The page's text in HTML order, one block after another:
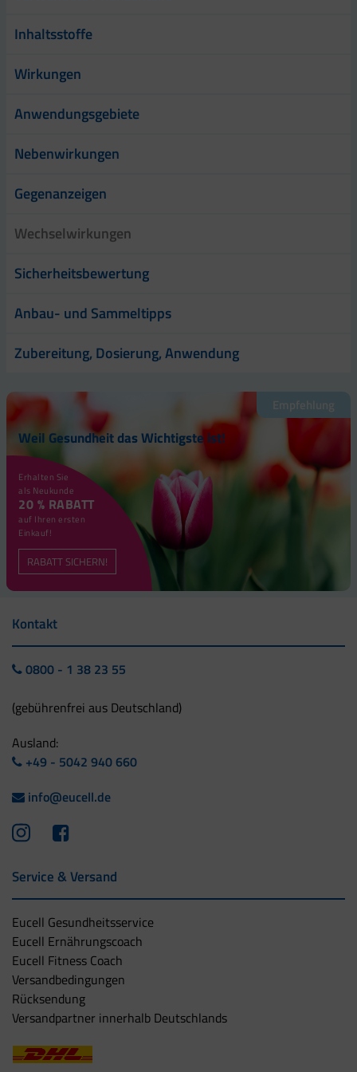
Inhaltsstoffe
Wirkungen
Anwendungsgebiete
Nebenwirkungen
Gegenanzeigen
Wechselwirkungen
Sicherheitsbewertung
Anbau- und Sammeltipps
Zubereitung, Dosierung, Anwendung
Empfehlung
Weil Gesundheit das Wichtigste ist!
Erhalten Sie
als Neukunde
20 % RABATT
auf Ihren ersten
Einkauf!
RABATT SICHERN!
Kontakt
0800 - 1 38 23 55
(gebührenfrei aus Deutschland)
Ausland:
+49 - 5042 940 660
info@eucell.de
Service & Versand
Eucell Gesundheitsservice
Eucell Ernährungscoach
Eucell Fitness Coach
Versandbedingungen
Rücksendung
Versandpartner innerhalb Deutschlands